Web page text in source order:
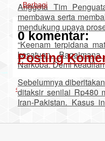
Anggota Tim
membawa serta
mendukung upaya
“Keenam terpidana
kesatuan.
Narkoba. Demi
Sebelumnya
ditaksir senilai Rp480
Iran-Pakistan. Kasus
rumah di Perumahan
Berbagi
0 komentar:
Posting
‹